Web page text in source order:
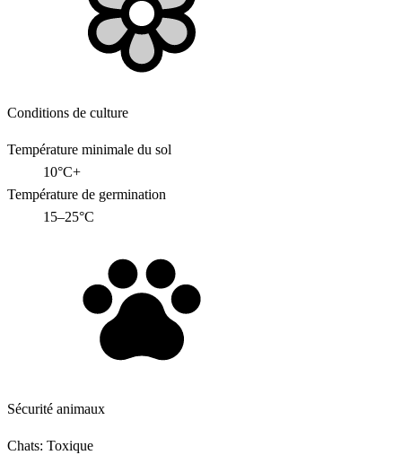
Conditions de culture
Température minimale du sol
10°C+
Température de germination
15–25°C
Sécurité animaux
Chats: Toxique